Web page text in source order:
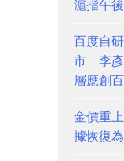
滬指午
百度自
市 李彥
層應創
金價重
據恢復